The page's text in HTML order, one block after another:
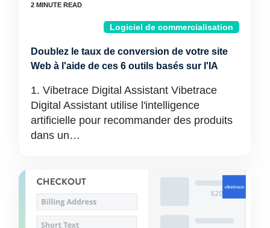
Logiciel de commercialisation
Doublez le taux de conversion de votre site
Web à l'aide de ces 6 outils basés sur l'IA
1. Vibetrace Digital Assistant Vibetrace
Digital Assistant utilise l'intelligence
artificielle pour recommander des produits
dans un…